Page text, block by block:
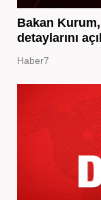
Bakan Kurum,
detaylarını
Haber7